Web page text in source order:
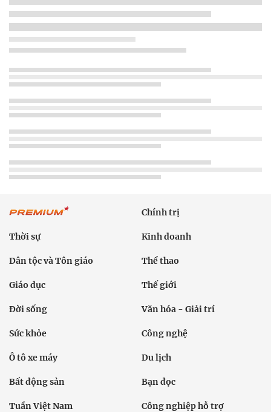
Chính trị
Thời sự Kinh doanh
Dân tộc và Tôn giáo Thể thao
Giáo dục Thế giới
Đời sống Văn hóa - Giải trí
Sức khỏe Công nghệ
Ô tô xe máy Du lịch
Bất động sản Bạn đọc
Tuần Việt Nam Công nghiệp hỗ trợ